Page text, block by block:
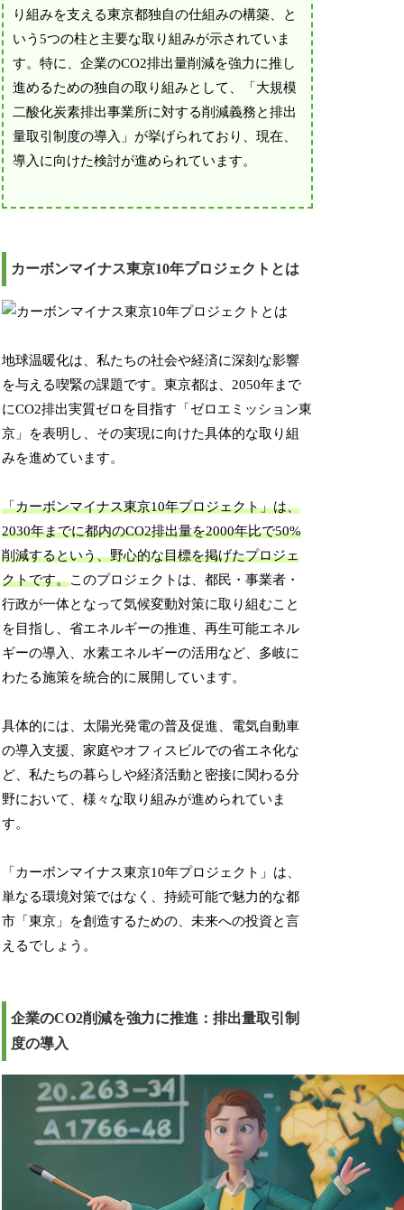
り組みを支える東京都独自の仕組みの構築、と
いう5つの柱と主要な取り組みが示されていま
す。特に、企業のCO2排出量削減を強力に推し
進めるための独自の取り組みとして、「大規模
二酸化炭素排出事業所に対する削減義務と排出
量取引制度の導入」が挙げられており、現在、
導入に向けた検討が進められています。
カーボンマイナス東京10年プロジェクトとは
地球温暖化は、私たちの社会や経済に深刻な影響
を与える喫緊の課題です。東京都は、2050年まで
にCO2排出実質ゼロを目指す「ゼロエミッション東
京」を表明し、その実現に向けた具体的な取り組
みを進めています。
「カーボンマイナス東京10年プロジェクト」は、
2030年までに都内のCO2排出量を2000年比で50%
削減するという、野心的な目標を掲げたプロジェ
クトです。このプロジェクトは、都民・事業者・
行政が一体となって気候変動対策に取り組むこと
を目指し、省エネルギーの推進、再生可能エネル
ギーの導入、水素エネルギーの活用など、多岐に
わたる施策を統合的に展開しています。
具体的には、太陽光発電の普及促進、電気自動車
の導入支援、家庭やオフィスビルでの省エネ化な
ど、私たちの暮らしや経済活動と密接に関わる分
野において、様々な取り組みが進められていま
す。
「カーボンマイナス東京10年プロジェクト」は、
単なる環境対策ではなく、持続可能で魅力的な都
市「東京」を創造するための、未来への投資と言
えるでしょう。
企業のCO2削減を強力に推進：排出量取引制
度の導入